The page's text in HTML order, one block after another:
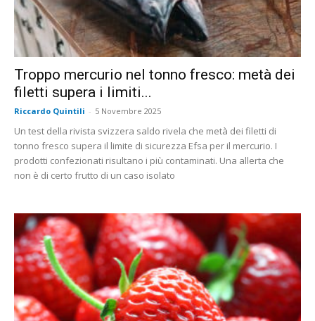
Troppo mercurio nel tonno fresco: metà dei
filetti supera i limiti...
Riccardo Quintili - 5 Novembre 2025
Un test della rivista svizzera saldo rivela che metà dei filetti di
tonno fresco supera il limite di sicurezza Efsa per il mercurio. I
prodotti confezionati risultano i più contaminati. Una allerta che
non è di certo frutto di un caso isolato